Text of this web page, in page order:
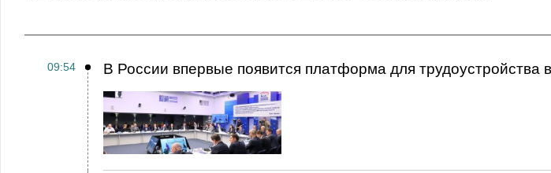
09:54 В России впервые появится платформа для трудоустройства